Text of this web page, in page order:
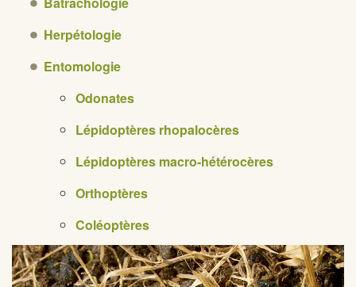
Herpétologie
Entomologie
Odonates
Lépidoptères rhopalocères
Lépidoptères macro-hétérocères
Orthoptères
Coléoptères